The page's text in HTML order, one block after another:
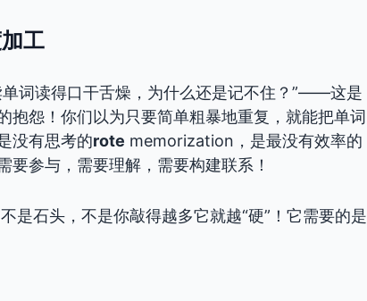
工
词读得口干舌燥，为什么还是记不住？”——这是
抱怨！你们以为只要简单粗暴地重复，就能把单词
没有思考的rote memorization，是最没有效率的
要参与，需要理解，需要构建联系！
是石头，不是你敲得越多它就越“硬”！它需要的是